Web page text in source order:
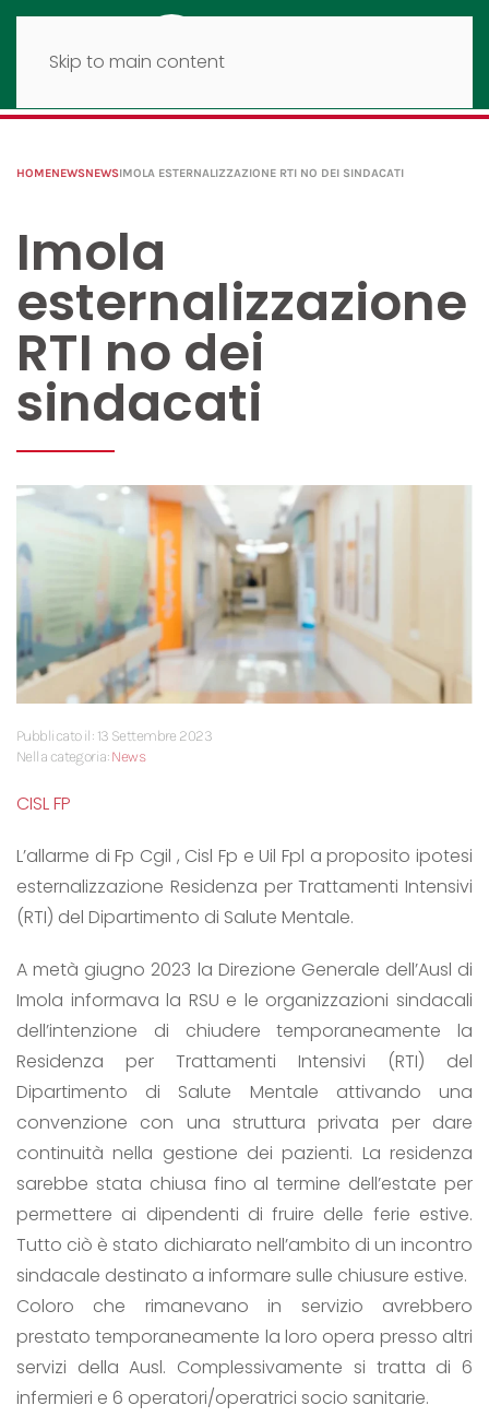
Skip to main content
HOMENEWSNEWSIMOLA ESTERNALIZZAZIONE RTI NO DEI SINDACATI
Imola
esternalizzazione
RTI no dei
sindacati
Pubblicato il: 13 Settembre 2023
Nella categoria:News
CISL FP
L’allarme di Fp Cgil , Cisl Fp e Uil Fpl a proposito ipotesi
esternalizzazione Residenza per Trattamenti Intensivi
(RTI) del Dipartimento di Salute Mentale.
A metà giugno 2023 la Direzione Generale dell’Ausl di
Imola informava la RSU e le organizzazioni sindacali
dell’intenzione di chiudere temporaneamente la
Residenza per Trattamenti Intensivi (RTI) del
Dipartimento di Salute Mentale attivando una
convenzione con una struttura privata per dare
continuità nella gestione dei pazienti. La residenza
sarebbe stata chiusa fino al termine dell’estate per
permettere ai dipendenti di fruire delle ferie estive.
Tutto ciò è stato dichiarato nell’ambito di un incontro
sindacale destinato a informare sulle chiusure estive.
Coloro che rimanevano in servizio avrebbero
prestato temporaneamente la loro opera presso altri
servizi della Ausl. Complessivamente si tratta di 6
infermieri e 6 operatori/operatrici socio sanitarie.